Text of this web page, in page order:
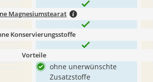
Magnesiumstearat
Konservierungsstoffe
Vorteile
ohne unerwünschte
Zusatzstoffe